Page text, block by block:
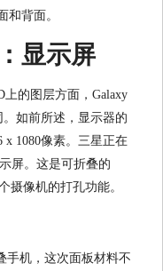
和背面。
显示屏
的图层方面，Galaxy
如前所述，显示器的
x 1080像素。三星正在
屏。这是可折叠的
摄像机的打孔功能。